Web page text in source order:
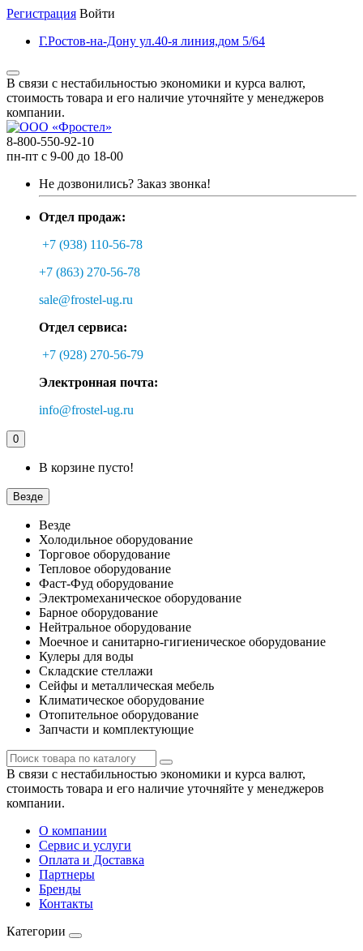
Регистрация Войти
Г.Ростов-на-Дону ул.40-я линия,дом 5/64
В связи с нестабильностью экономики и курса валют,
стоимость товара и его наличие уточняйте у менеджеров
компании.
8-800-550-92-10
пн-пт с 9-00 до 18-00
Не дозвонились? Заказ звонка!
Отдел продаж:
+7 (938) 110-56-78
+7 (863) 270-56-78
sale@frostel-ug.ru
Отдел сервиса:
+7 (928) 270-56-79
Электронная почта:
info@frostel-ug.ru
0
В корзине пусто!
Везде
Везде
Холодильное оборудование
Торговое оборудование
Тепловое оборудование
Фаст-Фуд оборудование
Электромеханическое оборудование
Барное оборудование
Нейтральное оборудование
Моечное и санитарно-гигиеническое оборудование
Кулеры для воды
Складские стеллажи
Сейфы и металлическая мебель
Климатическое оборудование
Отопительное оборудование
Запчасти и комплектующие
В связи с нестабильностью экономики и курса валют,
стоимость товара и его наличие уточняйте у менеджеров
компании.
О компании
Сервис и услуги
Оплата и Доставка
Партнеры
Бренды
Контакты
Категории